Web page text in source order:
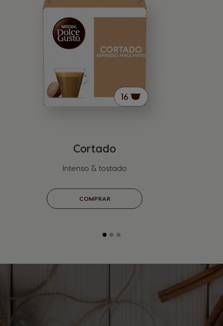
Cortado
Intenso & tostado
COMPRAR